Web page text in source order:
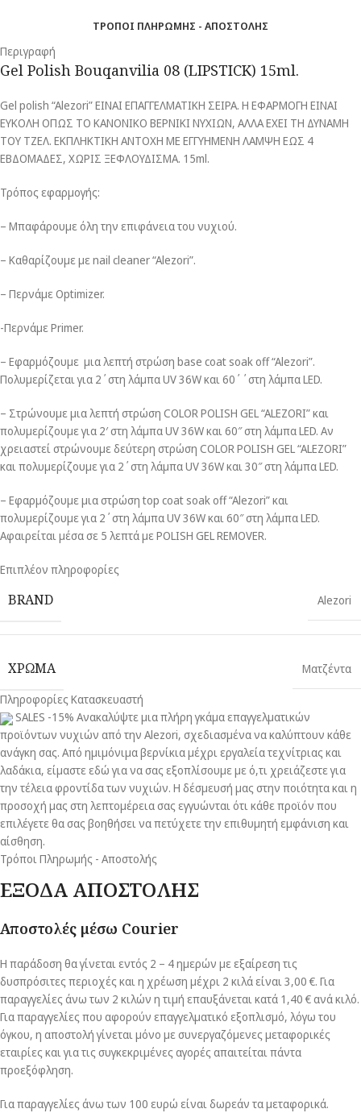
ΤΡΟΠΟΙ ΠΛΗΡΩΜΗΣ - ΑΠΟΣΤΟΛΗΣ
Περιγραφή
Gel Polish Bouqanvilia 08 (LIPSTICK) 15ml.
Gel polish “Alezori” ΕΙΝΑΙ ΕΠΑΓΓΕΛΜΑΤΙΚΗ ΣΕΙΡΑ. Η ΕΦΑΡΜΟΓΗ ΕΙΝΑΙ
ΕΥΚΟΛΗ ΟΠΩΣ ΤΟ ΚΑΝΟΝΙΚΟ ΒΕΡΝΙΚΙ ΝΥΧΙΩΝ, ΑΛΛΑ ΕΧΕΙ ΤΗ ΔΥΝΑΜΗ
ΤΟΥ ΤΖΕΛ. ΕΚΠΛΗΚΤΙΚΗ ΑΝΤΟΧΗ ΜΕ ΕΓΓΥΗΜΕΝΗ ΛΑΜΨΗ ΕΩΣ 4
ΕΒΔΟΜΑΔΕΣ, ΧΩΡΙΣ ΞΕΦΛΟΥΔΙΣΜΑ. 15ml.
Τρόπος εφαρμογής:
– Μπαφάρουμε όλη την επιφάνεια του νυχιού.
– Καθαρίζουμε με nail cleaner “Alezori”.
– Περνάμε Optimizer.
-Περνάμε Primer.
– Εφαρμόζουμε μια λεπτή στρώση base coat soak off “Alezori”.
Πολυμερίζεται για 2΄στη λάμπα UV 36W και 60΄΄στη λάμπα LED.
– Στρώνουμε μια λεπτή στρώση COLOR POLISH GEL “ALEZORI” και
πολυμερίζουμε για 2′ στη λάμπα UV 36W και 60″ στη λάμπα LED. Αν
χρειαστεί στρώνουμε δεύτερη στρώση COLOR POLISH GEL “ALEZORI”
και πολυμερίζουμε για 2΄στη λάμπα UV 36W και 30″ στη λάμπα LED.
– Εφαρμόζουμε μια στρώση top coat soak off “Alezori” και
πολυμερίζουμε για 2΄στη λάμπα UV 36W και 60″ στη λάμπα LED.
Αφαιρείται μέσα σε 5 λεπτά με POLISH GEL REMOVER.
Επιπλέον πληροφορίες
BRAND Alezori
ΧΡΩΜΑ
Ματζέντα
Πληροφορίες Κατασκευαστή
SALES -15% Ανακαλύψτε μια πλήρη γκάμα επαγγελματικών
προϊόντων νυχιών από την Alezori, σχεδιασμένα να καλύπτουν κάθε
ανάγκη σας. Από ημιμόνιμα βερνίκια μέχρι εργαλεία τεχνίτριας και
λαδάκια, είμαστε εδώ για να σας εξοπλίσουμε με ό,τι χρειάζεστε για
την τέλεια φροντίδα των νυχιών. Η δέσμευσή μας στην ποιότητα και η
προσοχή μας στη λεπτομέρεια σας εγγυώνται ότι κάθε προϊόν που
επιλέγετε θα σας βοηθήσει να πετύχετε την επιθυμητή εμφάνιση και
αίσθηση.
Τρόποι Πληρωμής - Αποστολής
ΕΞΟΔΑ ΑΠΟΣΤΟΛΗΣ
Αποστολές μέσω Courier
Η παράδοση θα γίνεται εντός 2 – 4 ημερών με εξαίρεση τις
δυσπρόσιτες περιοχές και η χρέωση μέχρι 2 κιλά είναι 3,00 €. Για
παραγγελίες άνω των 2 κιλών η τιμή επαυξάνεται κατά 1,40 € ανά κιλό.
Για παραγγελίες που αφορούν επαγγελματικό εξοπλισμό, λόγω του
όγκου, η αποστολή γίνεται μόνο με συνεργαζόμενες μεταφορικές
εταιρίες και για τις συγκεκριμένες αγορές απαιτείται πάντα
προεξόφληση.
Για παραγγελίες άνω των 100 ευρώ είναι δωρεάν τα μεταφορικά.